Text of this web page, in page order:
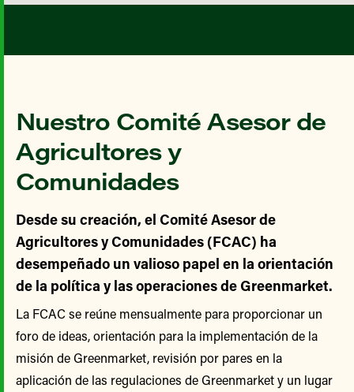
Nuestro Comité Asesor de
Agricultores y
Comunidades
Desde su creación, el Comité Asesor de
Agricultores y Comunidades (FCAC) ha
desempeñado un valioso papel en la orientación
de la política y las operaciones de Greenmarket.
La FCAC se reúne mensualmente para proporcionar un
foro de ideas, orientación para la implementación de la
misión de Greenmarket, revisión por pares en la
aplicación de las regulaciones de Greenmarket y un lugar